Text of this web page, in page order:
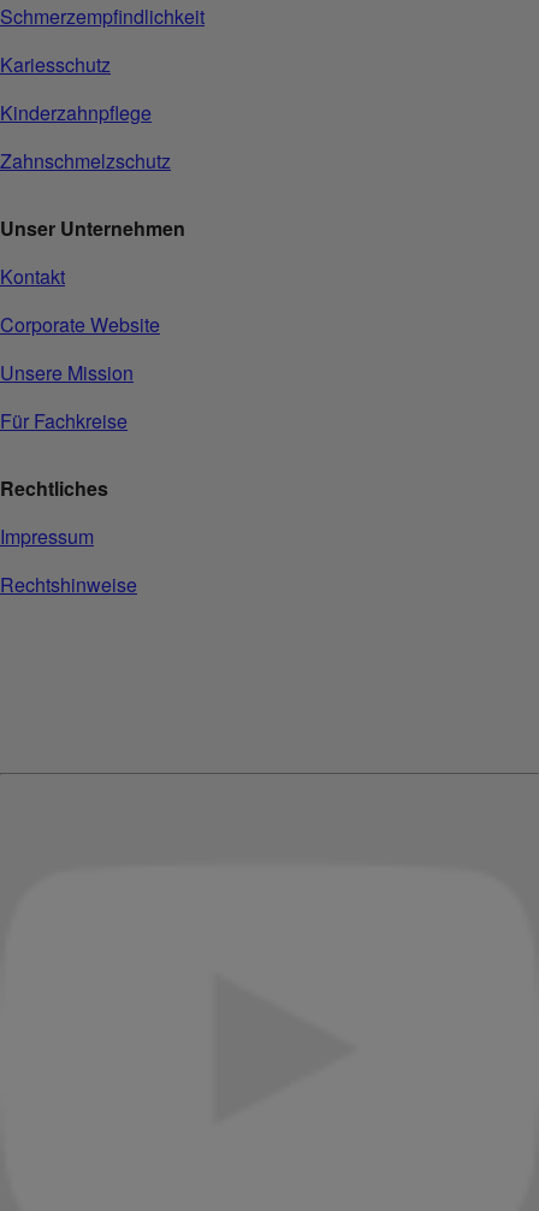
Schmerzempfindlichkeit
Kariesschutz
Kinderzahnpflege
Zahnschmelzschutz
Unser Unternehmen
Kontakt
Corporate Website
Unsere Mission
Für Fachkreise
Rechtliches
Impressum
Rechtshinweise